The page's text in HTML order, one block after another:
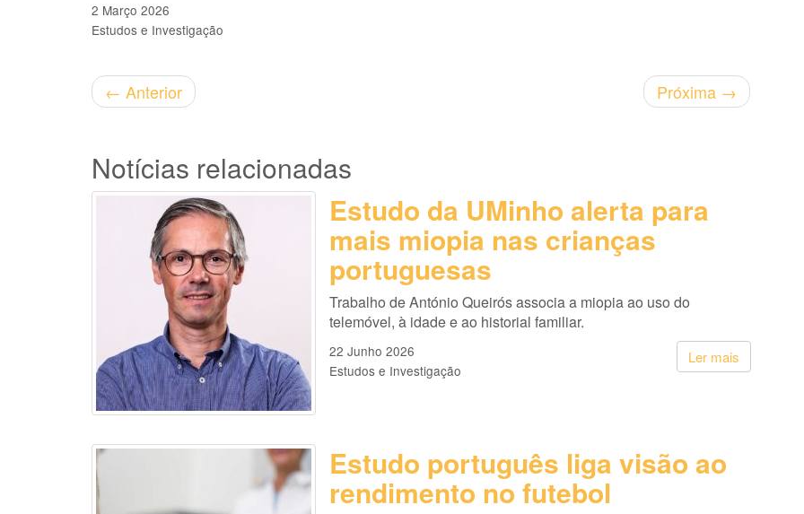
2 Março 2026
Estudos e Investigação
← Anterior Próxima →
Notícias relacionadas
Estudo da UMinho alerta para
mais miopia nas crianças
portuguesas
Trabalho de António Queirós associa a miopia ao uso do
telemóvel, à idade e ao historial familiar.
Ler mais
22 Junho 2026
Estudos e Investigação
Estudo português liga visão ao
rendimento no futebol